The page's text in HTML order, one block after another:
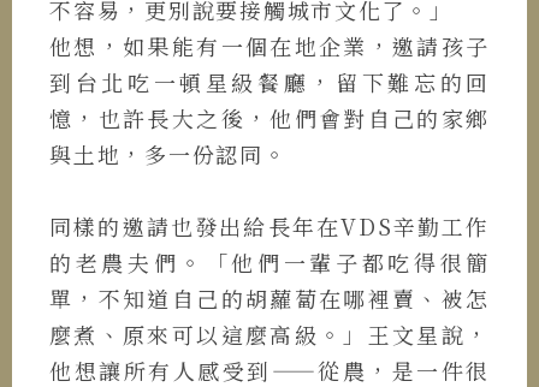
不容易，更別說要接觸城市文化了。」
他想，如果能有一個在地企業，邀請孩子
到台北吃一頓星級餐廳，留下難忘的回
憶，也許長大之後，他們會對自己的家鄉
與土地，多一份認同。
同樣的邀請也發出給長年在VDS辛勤工作
的老農夫們。「他們一輩子都吃得很簡
單，不知道自己的胡蘿蔔在哪裡賣、被怎
麼煮、原來可以這麼高級。」王文星說，
他想讓所有人感受到——從農，是一件很